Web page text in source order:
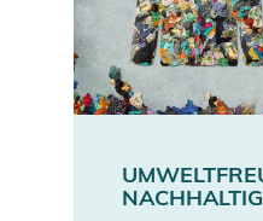
NACHHALTIG